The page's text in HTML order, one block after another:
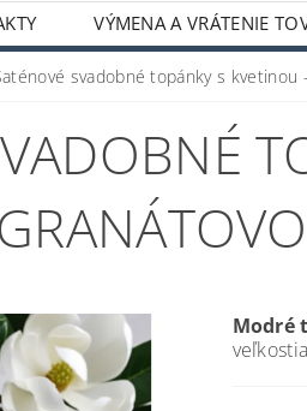
VÝMENA A VRÁTENIE
svadobné topánky s kvetinou
Modré